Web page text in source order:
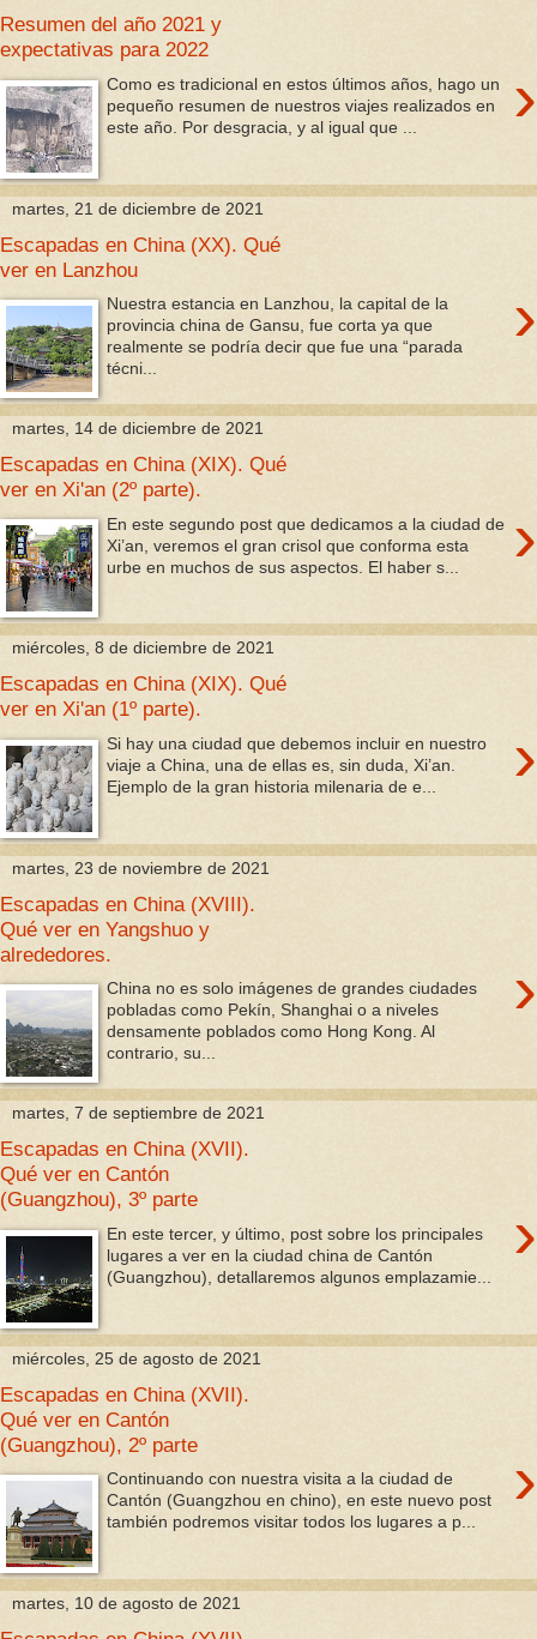
Resumen del año 2021 y
expectativas para 2022
›
Como es tradicional en estos últimos años, hago un
pequeño resumen de nuestros viajes realizados en
este año. Por desgracia, y al igual que ...
martes, 21 de diciembre de 2021
Escapadas en China (XX). Qué
ver en Lanzhou
›
Nuestra estancia en Lanzhou, la capital de la
provincia china de Gansu, fue corta ya que
realmente se podría decir que fue una “parada
técni...
martes, 14 de diciembre de 2021
Escapadas en China (XIX). Qué
ver en Xi'an (2º parte).
›
En este segundo post que dedicamos a la ciudad de
Xi’an, veremos el gran crisol que conforma esta
urbe en muchos de sus aspectos. El haber s...
miércoles, 8 de diciembre de 2021
Escapadas en China (XIX). Qué
ver en Xi'an (1º parte).
›
Si hay una ciudad que debemos incluir en nuestro
viaje a China, una de ellas es, sin duda, Xi’an.
Ejemplo de la gran historia milenaria de e...
martes, 23 de noviembre de 2021
Escapadas en China (XVIII).
Qué ver en Yangshuo y
alrededores.
›
China no es solo imágenes de grandes ciudades
pobladas como Pekín, Shanghai o a niveles
densamente poblados como Hong Kong. Al
contrario, su...
martes, 7 de septiembre de 2021
Escapadas en China (XVII).
Qué ver en Cantón
(Guangzhou), 3º parte
›
En este tercer, y último, post sobre los principales
lugares a ver en la ciudad china de Cantón
(Guangzhou), detallaremos algunos emplazamie...
miércoles, 25 de agosto de 2021
Escapadas en China (XVII).
Qué ver en Cantón
(Guangzhou), 2º parte
›
Continuando con nuestra visita a la ciudad de
Cantón (Guangzhou en chino), en este nuevo post
también podremos visitar todos los lugares a p...
martes, 10 de agosto de 2021